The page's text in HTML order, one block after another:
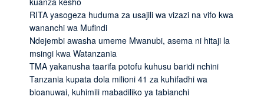
RITA yasogeza huduma za usajili wa vizazi na vifo kwa
wananchi wa Mufindi
Ndejembi awasha umeme Mwanubi, asema ni hitaji la
msingi kwa Watanzania
TMA yakanusha taarifa potofu kuhusu baridi nchini
Tanzania kupata dola milioni 41 za kuhifadhi wa
bioanuwai, kuhimili mabadiliko ya tabianchi